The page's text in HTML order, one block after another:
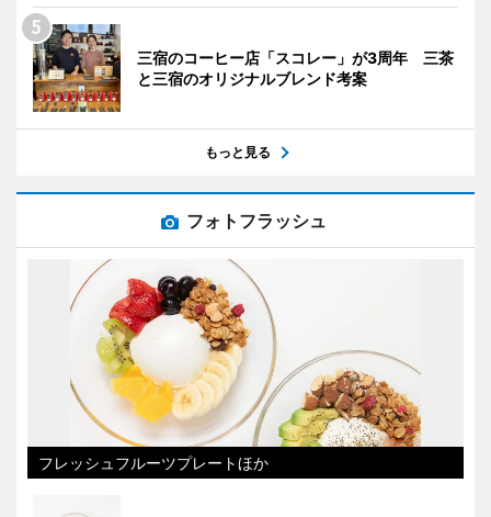
三宿のコーヒー店「スコレー」が3周年 三茶
と三宿のオリジナルブレンド考案
もっと見る
フォトフラッシュ
フレッシュフルーツプレートほか